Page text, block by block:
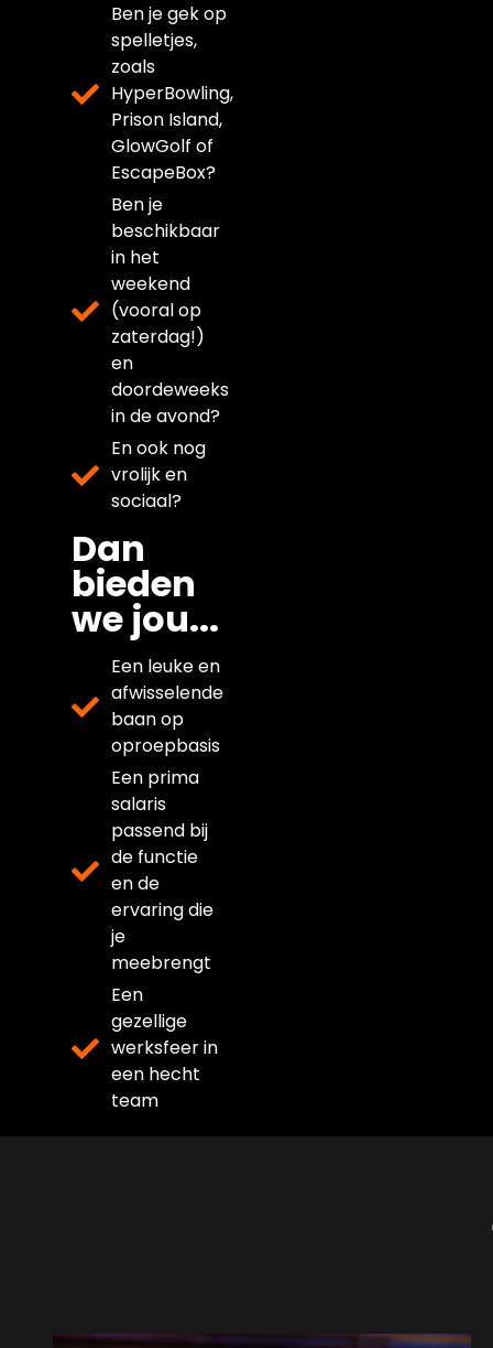
Ben je gek op
spelletjes,
zoals
HyperBowling,
Prison Island,
GlowGolf of
EscapeBox?
Ben je
beschikbaar
in het
weekend
(vooral op
zaterdag!)
en
doordeweeks
in de avond?
En ook nog
vrolijk en
sociaal?
Dan
bieden
we jou...
Een leuke en
afwisselende
baan op
oproepbasis
Een prima
salaris
passend bij
de functie
en de
ervaring die
je
meebrengt
Een
gezellige
werksfeer in
een hecht
team